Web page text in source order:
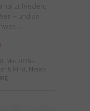
zufrieden,
– und an
Mai 2026 •
& Kind, Neues